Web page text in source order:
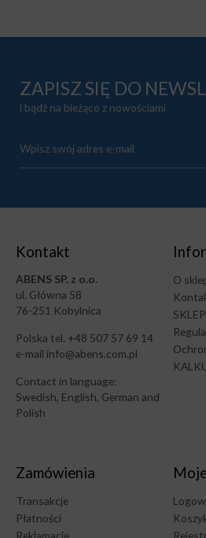
ZAPISZ SIĘ DO
i bądź na bieżąco z nowościami
Kontakt
ABENS SP. z o.o.
ul. Główna 58
76-251 Kobylnica
Polska tel. +48 507 57 69 14
e-mail info@abens.com.pl
Contact in language:
Swedish, English, German and
Polish
O
SKLEP
Zamówienia
Transakcje
Płatności
Reklamacje